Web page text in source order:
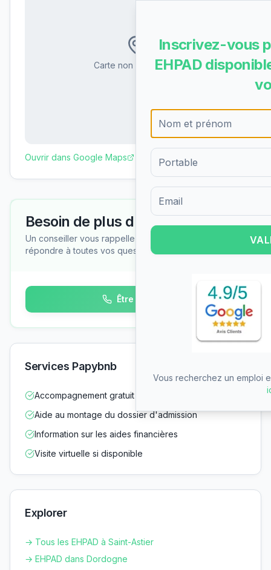
Carte non disponible
Ouvrir dans Google Maps
Besoin de plus d'informations ?
Un conseiller vous rappelle gratuitement pour
répondre à toutes vos questions
Être rappelé
Services Papybnb
Accompagnement gratuit dans vos démarches
Aide au montage du dossier d'admission
Information sur les aides financières
Visite virtuelle si disponible
Explorer
→ Tous les EHPAD à Saint-Astier
→ EHPAD dans Dordogne
Inscrivez-vous
EHPAD
Formulaire d'inscription pour
Vous recherchez un emploi